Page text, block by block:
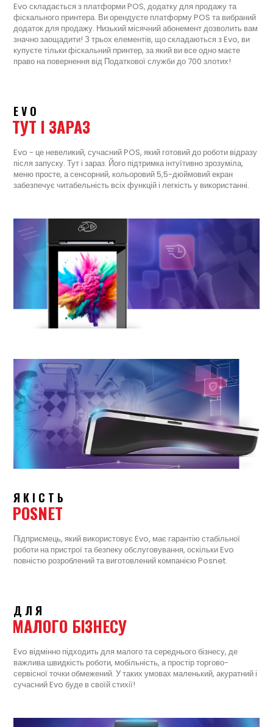
Evo складається з платформи POS, додатку для продажу та
фіскального принтера. Ви орендуєте платформу POS та вибраний
додаток для продажу. Низький місячний абонемент дозволить вам
значно заощадити! З трьох елементів, що складаються з Evo, ви
купуєте тільки фіскальний принтер, за який ви все одно маєте
право на повернення від Податкової служби до 700 злотих!
EVO
ТУТ І ЗАРАЗ
Evo - це невеликий, сучасний POS, який готовий до роботи відразу
після запуску. Тут і зараз. Його підтримка інтуїтивно зрозуміла,
меню просте, а сенсорний, кольоровий 5,5-дюймовий екран
забезпечує читабельність всіх функцій і легкість у використанні.
ЯКІСТЬ
POSNET
Підприємець, який використовує Evo, має гарантію стабільної
роботи на пристрої та безпеку обслуговування, оскільки Evo
повністю розроблений та виготовлений компанією Posnet.
ДЛЯ
МАЛОГО БІЗНЕСУ
Evo відмінно підходить для малого та середнього бізнесу, де
важлива швидкість роботи, мобільність, а простір торгово-
сервісної точки обмежений. У таких умовах маленький, акуратний і
сучасний Evo буде в своїй стихії!